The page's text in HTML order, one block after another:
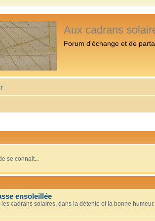
Aux cadrans
Forum d'échange et de
se connait...
ensoleillée
cadrans solaires, dans la détente et la bonne humeur.